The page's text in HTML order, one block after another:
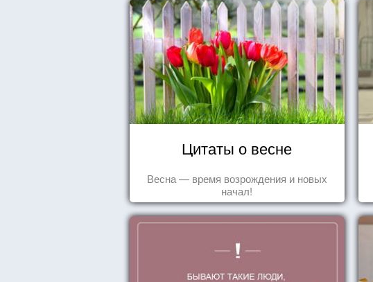
Цитаты о весне
Весна — время возрождения и новых
начал!